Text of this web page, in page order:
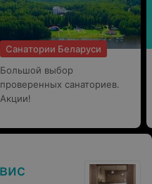
Санатории Беларуси
Большой выбор
проверенных санаториев.
Акции!